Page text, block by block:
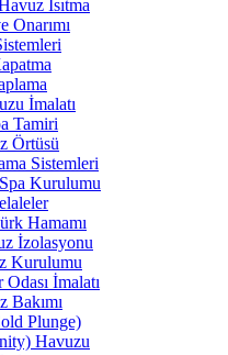
Isıtma
Onarımı
İmalatı
Tamiri
Örtüsü
Sistemleri
Kurulumu
Hamamı
İzolasyonu
Kurulumu
İmalatı
Bakımı
Plunge)
Havuzu